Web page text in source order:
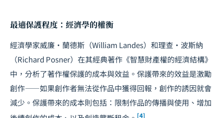
最適保護程度：經濟學的權衡
經濟學家威廉・蘭德斯（William Landes）和理查・波斯納
（Richard Posner）在其經典著作《智慧財產權的經濟結構》
中，分析了著作權保護的成本與效益。保護帶來的效益是激勵
創作——如果創作者無法從作品中獲得回報，創作的誘因就會
減少。保護帶來的成本則包括：限制作品的傳播與使用、增加
[4]